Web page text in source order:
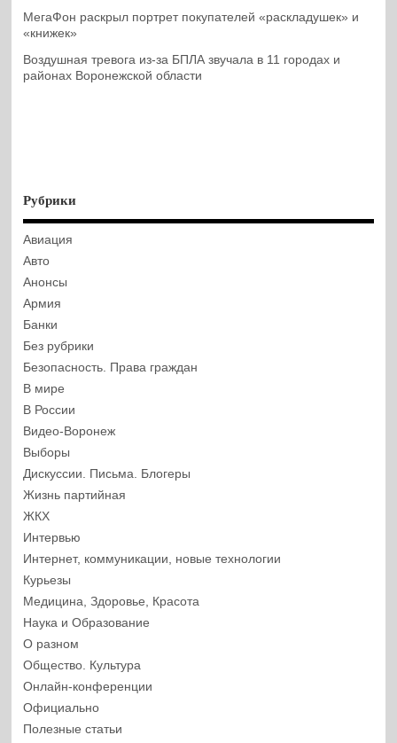
МегаФон раскрыл портрет покупателей «раскладушек» и
«книжек»
Воздушная тревога из-за БПЛА звучала в 11 городах и
районах Воронежской области
Рубрики
Авиация
Авто
Анонсы
Армия
Банки
Без рубрики
Безопасность. Права граждан
В мире
В России
Видео-Воронеж
Выборы
Дискуссии. Письма. Блогеры
Жизнь партийная
ЖКХ
Интервью
Интернет, коммуникации, новые технологии
Курьезы
Медицина, Здоровье, Красота
Наука и Образование
О разном
Общество. Культура
Онлайн-конференции
Официально
Полезные статьи